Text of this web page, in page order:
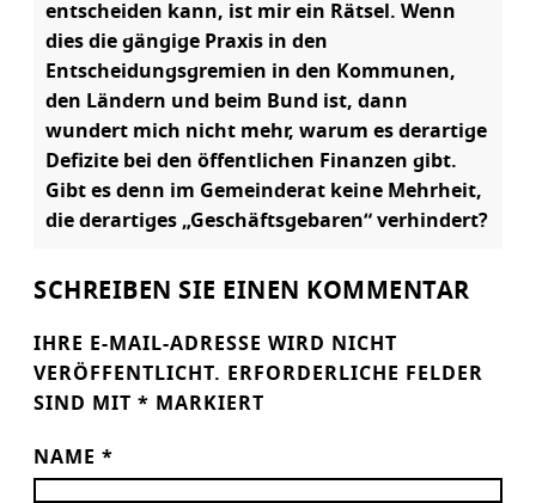
entscheiden kann, ist mir ein Rätsel. Wenn
dies die gängige Praxis in den
Entscheidungsgremien in den Kommunen,
den Ländern und beim Bund ist, dann
wundert mich nicht mehr, warum es derartige
Defizite bei den öffentlichen Finanzen gibt.
Gibt es denn im Gemeinderat keine Mehrheit,
die derartiges „Geschäftsgebaren“ verhindert?
SCHREIBEN SIE EINEN KOMMENTAR
IHRE E-MAIL-ADRESSE WIRD NICHT
VERÖFFENTLICHT.
ERFORDERLICHE FELDER
SIND MIT * MARKIERT
NAME *